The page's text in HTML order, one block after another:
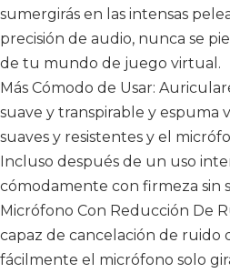
sumergirás en las intensas
precisión de audio, nunca se
de tu mundo de juego virtual.
Más Cómodo de Usar:
suave y transpirable y espuma
suaves y resistentes y el
Incluso después de un uso
cómodamente con firmeza sin
Micrófono Con Reducción De
capaz de cancelación de ruido
fácilmente el micrófono solo